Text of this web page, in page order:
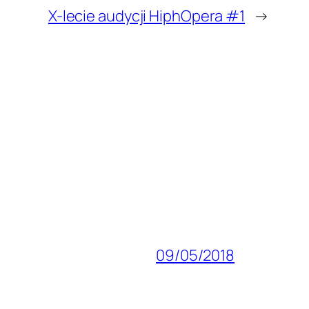
X-lecie audycji HiphOpera #1 →
09/05/2018